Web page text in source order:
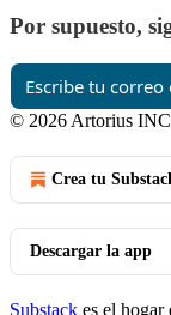
Por supuesto,
© 2026 Artorius INC
Crea tu
Descargar la app
Substack es el hogar